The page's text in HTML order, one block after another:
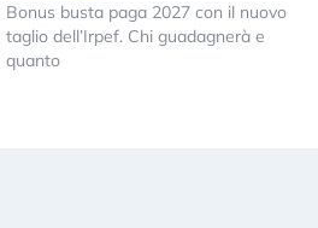
Bonus busta paga 2027 con il nuovo
taglio dell’Irpef. Chi guadagnerà e
quanto